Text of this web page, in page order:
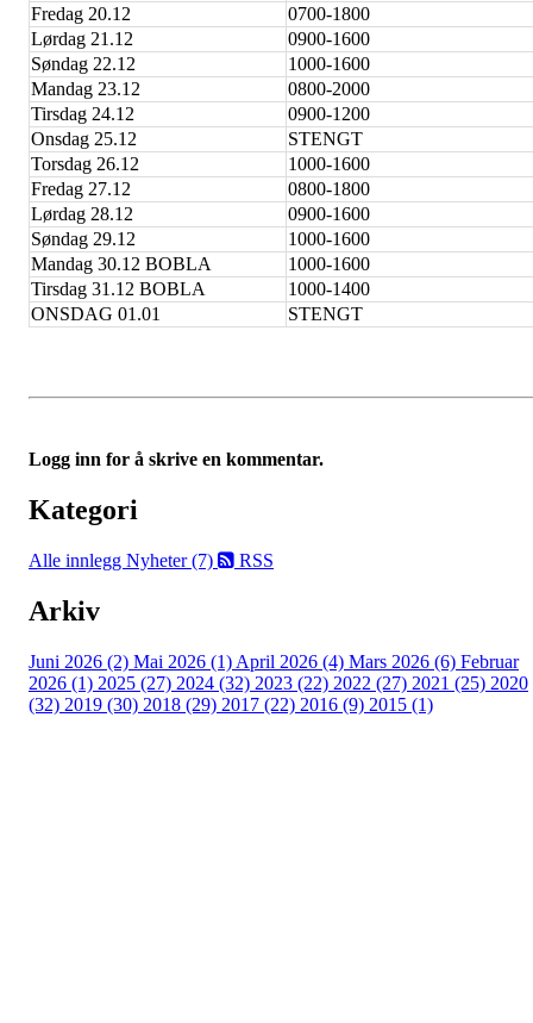
Fredag 20.12
0700-1800
Lørdag 21.12
0900-1600
Søndag 22.12
1000-1600
Mandag 23.12
0800-2000
Tirsdag 24.12
0900-1200
Onsdag 25.12
STENGT
Torsdag 26.12
1000-1600
Fredag 27.12
0800-1800
Lørdag 28.12
0900-1600
Søndag 29.12
1000-1600
Mandag 30.12 BOBLA
1000-1600
Tirsdag 31.12 BOBLA
1000-1400
ONSDAG 01.01
STENGT
Logg inn for å skrive en kommentar.
Kategori
Alle innlegg Nyheter (7) RSS
Arkiv
Juni 2026 (2) Mai 2026 (1) April 2026 (4) Mars 2026 (6) Februar
2026 (1) 2025 (27) 2024 (32) 2023 (22) 2022 (27) 2021 (25) 2020
(32) 2019 (30) 2018 (29) 2017 (22) 2016 (9) 2015 (1)